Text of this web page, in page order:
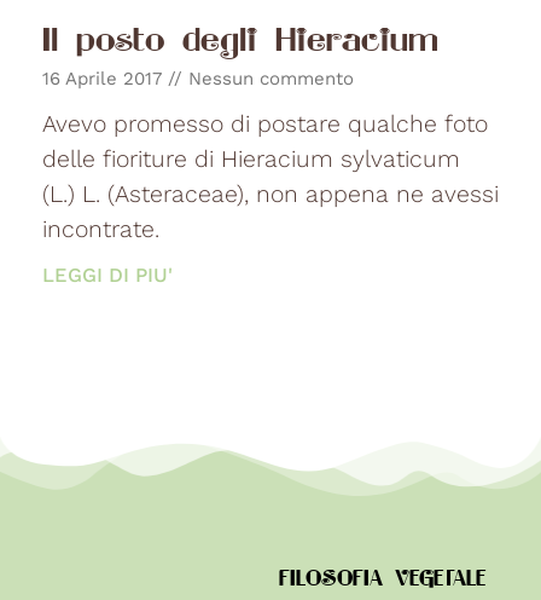
Il posto degli Hieracium
16 Aprile 2017 Nessun commento
Avevo promesso di postare qualche foto
delle fioriture di Hieracium sylvaticum
(L.) L. (Asteraceae), non appena ne avessi
incontrate.
LEGGI DI PIU'
FILOSOFIA VEGETALE